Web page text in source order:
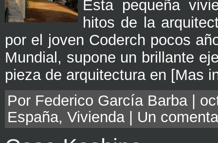
Esta pequeña
hitos de la
por el joven Coderch pocos
Mundial, supone un brillante
pieza de arquitectura en [Mas
Por Federico García Barba |
España, Vivienda| Un